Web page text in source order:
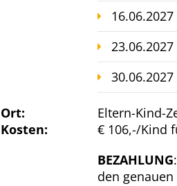
Ort:
Eltern-Kind-
Kosten:
€ 106,-/Kind
BEZAHLUNG
den